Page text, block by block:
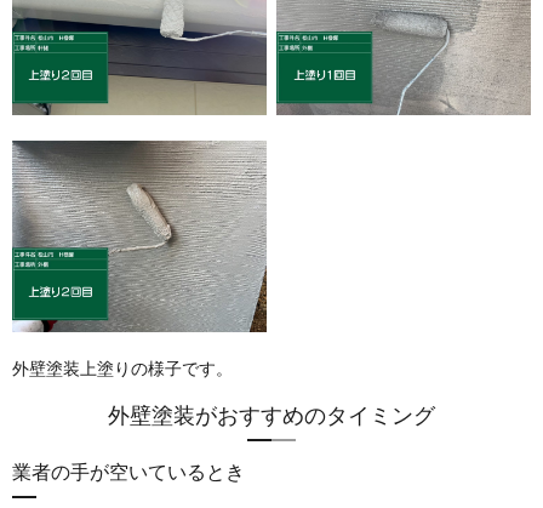
外壁塗装上塗りの様子です。
外壁塗装がおすすめのタイミング
業者の手が空いているとき